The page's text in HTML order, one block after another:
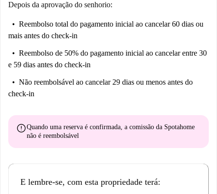
Depois da aprovação do senhorio:
Reembolso total do pagamento inicial ao cancelar 60 dias ou
mais antes do check-in
Reembolso de 50% do pagamento inicial ao cancelar entre 30
e 59 dias antes do check-in
Não reembolsável ao cancelar 29 dias ou menos antes do
check-in
errorQuando uma reserva é confirmada, a comissão da Spotahome
não é reembolsável
E lembre-se, com esta propriedade terá: